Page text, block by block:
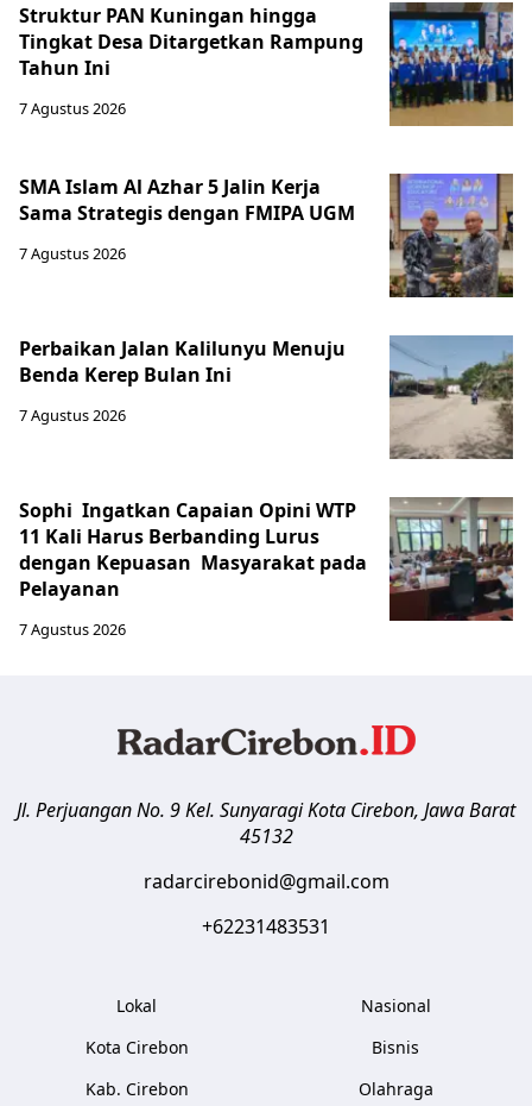
Struktur PAN Kuningan hingga
Tingkat Desa Ditargetkan Rampung
Tahun Ini
7 Agustus 2026
SMA Islam Al Azhar 5 Jalin Kerja
Sama Strategis dengan FMIPA UGM
7 Agustus 2026
Perbaikan Jalan Kalilunyu Menuju
Benda Kerep Bulan Ini
7 Agustus 2026
Sophi Ingatkan Capaian Opini WTP
11 Kali Harus Berbanding Lurus
dengan Kepuasan Masyarakat pada
Pelayanan
7 Agustus 2026
Jl. Perjuangan No. 9 Kel. SunyaragiKota Cirebon, Jawa Barat
45132
radarcirebonid@gmail.com
+62231483531
Lokal
Kota Cirebon
Kab. Cirebon
Nasional
Bisnis
Olahraga